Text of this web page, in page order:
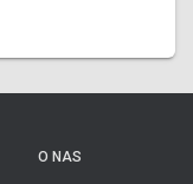
O NAS